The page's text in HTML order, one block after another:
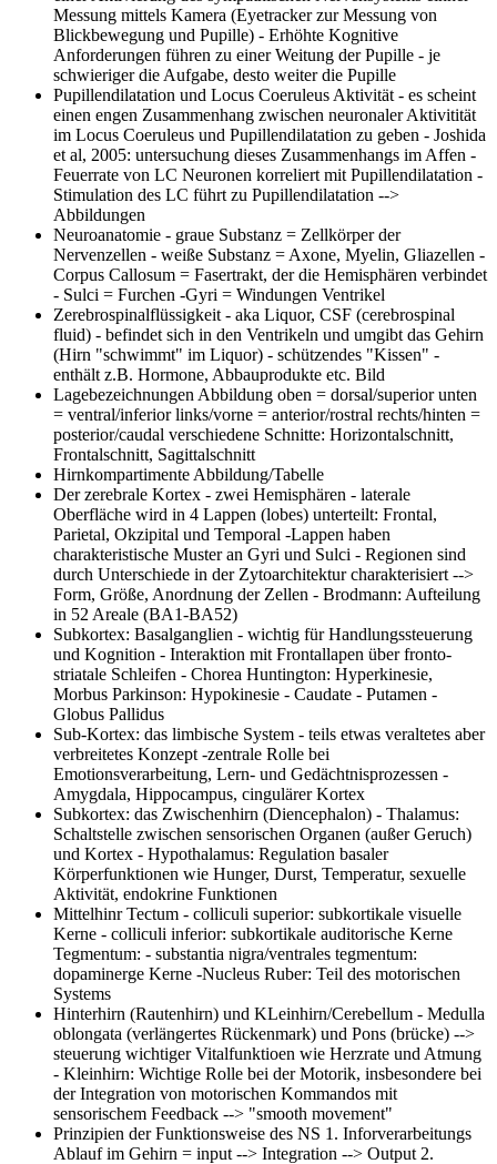
Messung mittels Kamera (Eyetracker zur Messung von
Blickbewegung und Pupille) - Erhöhte Kognitive
Anforderungen führen zu einer Weitung der Pupille - je
schwieriger die Aufgabe, desto weiter die Pupille
Pupillendilatation und Locus Coeruleus Aktivität - es scheint
einen engen Zusammenhang zwischen neuronaler Aktivitität
im Locus Coeruleus und Pupillendilatation zu geben - Joshida
et al, 2005: untersuchung dieses Zusammenhangs im Affen -
Feuerrate von LC Neuronen korreliert mit Pupillendilatation -
Stimulation des LC führt zu Pupillendilatation -->
Abbildungen
Neuroanatomie - graue Substanz = Zellkörper der
Nervenzellen - weiße Substanz = Axone, Myelin, Gliazellen -
Corpus Callosum = Fasertrakt, der die Hemisphären verbindet
- Sulci = Furchen -Gyri = Windungen Ventrikel
Zerebrospinalflüssigkeit - aka Liquor, CSF (cerebrospinal
fluid) - befindet sich in den Ventrikeln und umgibt das Gehirn
(Hirn "schwimmt" im Liquor) - schützendes "Kissen" -
enthält z.B. Hormone, Abbauprodukte etc. Bild
Lagebezeichnungen Abbildung oben = dorsal/superior unten
= ventral/inferior links/vorne = anterior/rostral rechts/hinten =
posterior/caudal verschiedene Schnitte: Horizontalschnitt,
Frontalschnitt, Sagittalschnitt
Hirnkompartimente Abbildung/Tabelle
Der zerebrale Kortex - zwei Hemisphären - laterale
Oberfläche wird in 4 Lappen (lobes) unterteilt: Frontal,
Parietal, Okzipital und Temporal -Lappen haben
charakteristische Muster an Gyri und Sulci - Regionen sind
durch Unterschiede in der Zytoarchitektur charakterisiert -->
Form, Größe, Anordnung der Zellen - Brodmann: Aufteilung
in 52 Areale (BA1-BA52)
Subkortex: Basalganglien - wichtig für Handlungssteuerung
und Kognition - Interaktion mit Frontallapen über fronto-
striatale Schleifen - Chorea Huntington: Hyperkinesie,
Morbus Parkinson: Hypokinesie - Caudate - Putamen -
Globus Pallidus
Sub-Kortex: das limbische System - teils etwas veraltetes aber
verbreitetes Konzept -zentrale Rolle bei
Emotionsverarbeitung, Lern- und Gedächtnisprozessen -
Amygdala, Hippocampus, cingulärer Kortex
Subkortex: das Zwischenhirn (Diencephalon) - Thalamus:
Schaltstelle zwischen sensorischen Organen (außer Geruch)
und Kortex - Hypothalamus: Regulation basaler
Körperfunktionen wie Hunger, Durst, Temperatur, sexuelle
Aktivität, endokrine Funktionen
MittelhinrTectum - colliculi superior: subkortikale visuelle
Kerne - colliculi inferior: subkortikale auditorische Kerne
Tegmentum: - substantia nigra/ventrales tegmentum:
dopaminerge Kerne -Nucleus Ruber: Teil des motorischen
Systems
Hinterhirn (Rautenhirn) und KLeinhirn/Cerebellum - Medulla
oblongata (verlängertes Rückenmark) und Pons (brücke) -->
steuerung wichtiger Vitalfunktioen wie Herzrate und Atmung
- Kleinhirn: Wichtige Rolle bei der Motorik, insbesondere bei
der Integration von motorischen Kommandos mit
sensorischem Feedback --> "smooth movement"
Prinzipien der Funktionsweise des NS 1. Inforverarbeitungs
Ablauf im Gehirn = input --> Integration --> Output 2.